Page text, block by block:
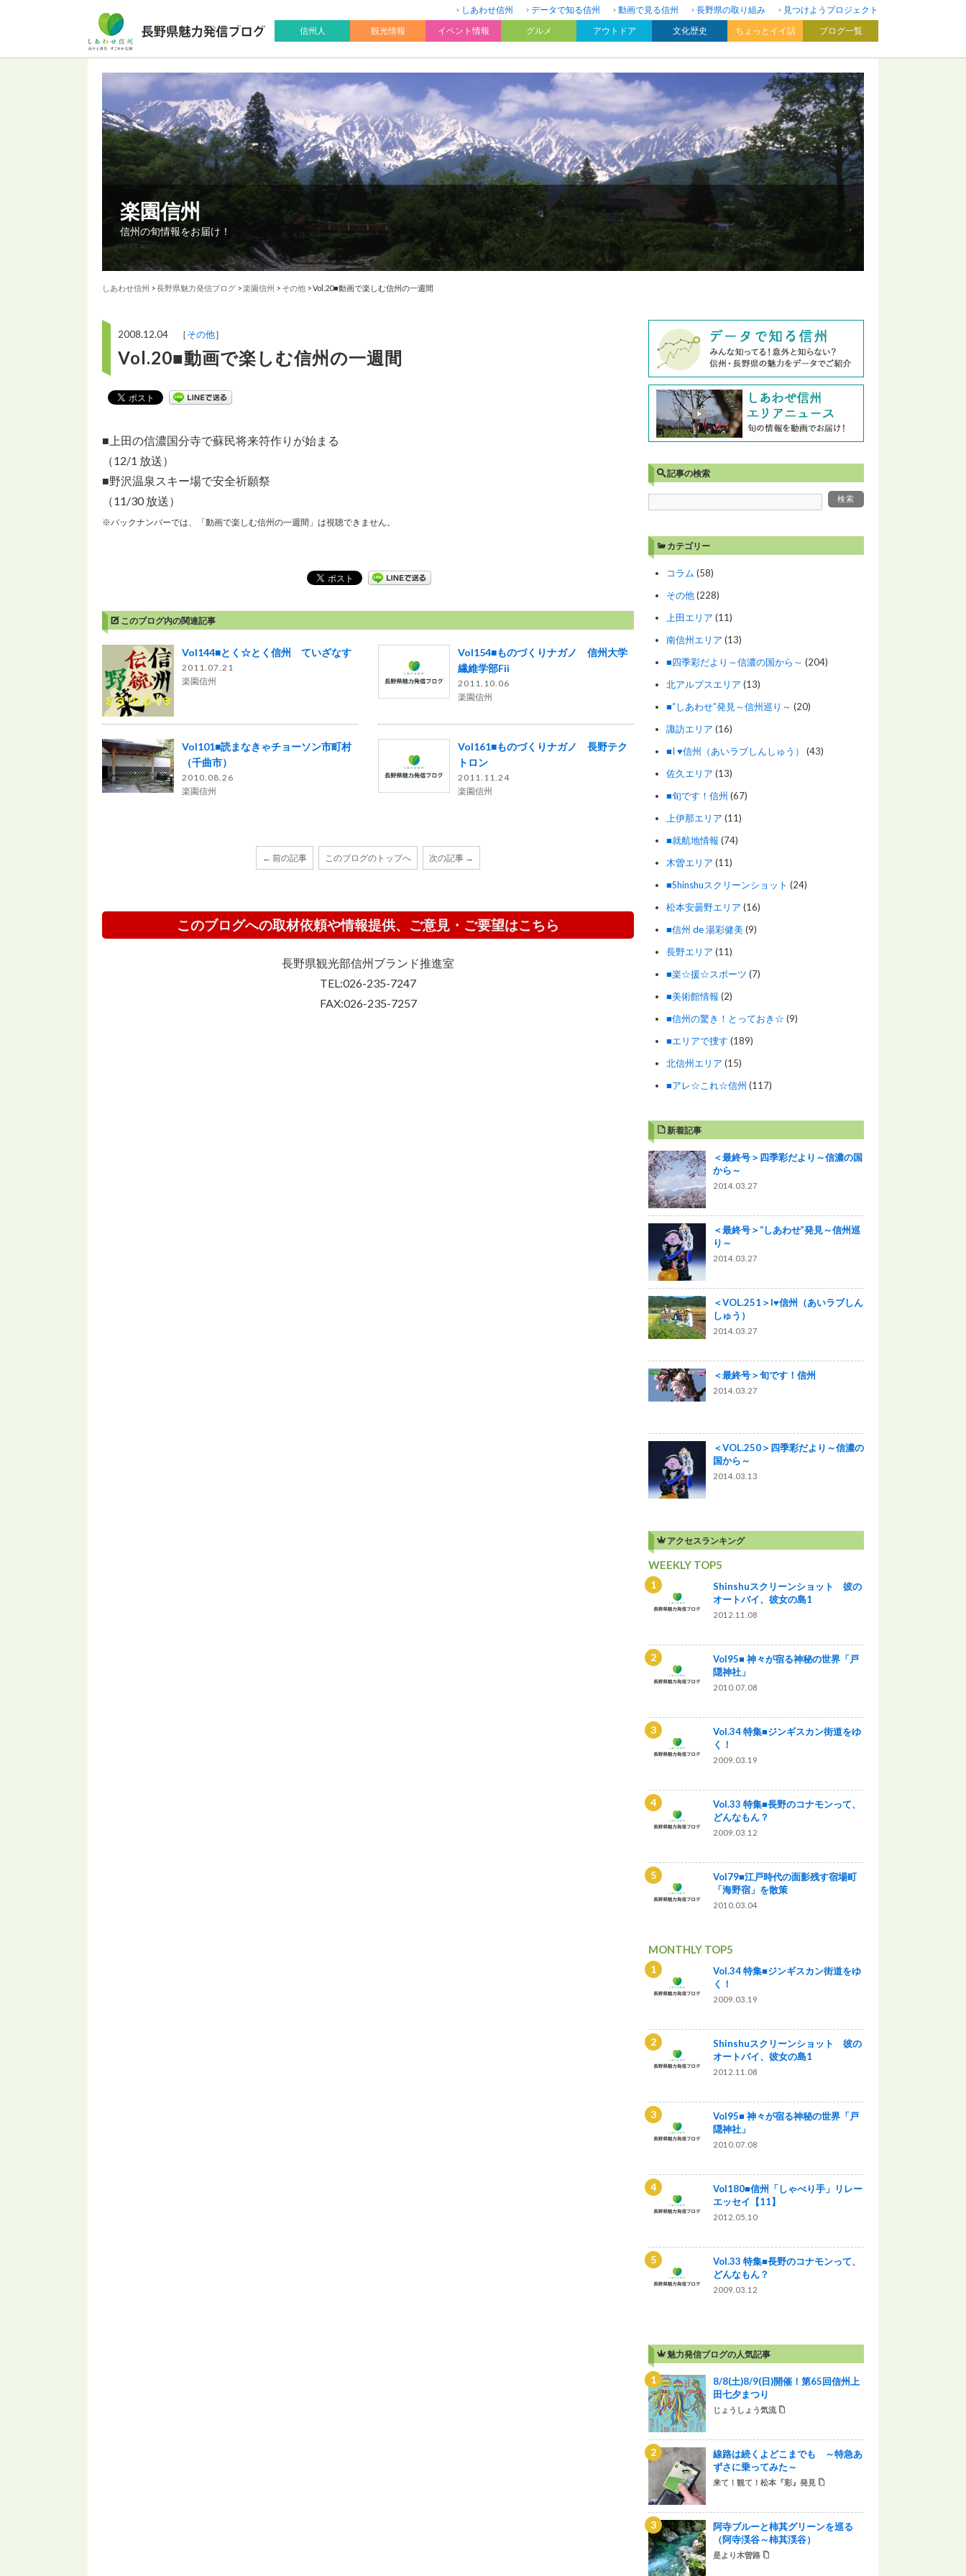
しあわせ信州 データで知る信州 動画で見る信州 長野県の取り組み
見つけようプロジェクト
信州人
観光情報 イベント情報 グルメ アウトドア 文化歴史 ちょっとイイ話 ブログ一覧
楽園信州
信州の旬情報をお届け！
しあわせ信州 >長野県魅力発信ブログ >楽園信州 > その他 >Vol.20■動画で楽しむ信州の一週間
2008.12.04 ［その他］
Vol.20■動画で楽しむ信州の一週間
■上田の信濃国分寺で蘇民将来符作りが始まる
（12/1 放送）
■野沢温泉スキー場で安全祈願祭
（11/30 放送）
※バックナンバーでは、「動画で楽しむ信州の一週間」は視聴できません。
このブログ内の関連記事
Vol144■とく☆とく信州 ていざなす
2011.07.21
楽園信州
Vol154■ものづくりナガノ 信州大学
繊維学部Fii
2011.10.06
楽園信州
Vol101■読まなきゃチョーソン市町村
（千曲市）
2010.08.26
楽園信州
Vol161■ものづくりナガノ 長野テク
トロン
2011.11.24
楽園信州
← 前の記事 このブログのトップへ 次の記事 →
このブログへの取材依頼や情報提供、ご意見・ご要望はこちら
長野県観光部信州ブランド推進室
TEL:026-235-7247
FAX:026-235-7257
記事の検索
カテゴリー
コラム (58)
その他(228)
上田エリア (11)
南信州エリア (13)
■四季彩だより～信濃の国から～ (204)
北アルプスエリア (13)
■“しあわせ”発見～信州巡り～ (20)
諏訪エリア (16)
■I ♥信州（あいラブしんしゅう）
(43)
佐久エリア (13)
■旬です！信州 (67)
上伊那エリア (11)
■就航地情報 (74)
木曽エリア (11)
■Shinshuスクリーンショット (24)
松本安曇野エリア (16)
■信州 de 湯彩健美(9)
長野エリア (11)
■楽☆援☆スポーツ (7)
■美術館情報 (2)
■信州の驚き！とっておき☆ (9)
■エリアで捜す (189)
北信州エリア (15)
■アレ☆これ☆信州 (117)
新着記事
＜最終号＞四季彩だより～信濃の国
から～
2014.03.27
＜最終号＞“しあわせ”発見～信州巡
り～
2014.03.27
＜VOL.251＞I♥信州（あいラブしん
しゅう）
2014.03.27
＜最終号＞旬です！信州
2014.03.27
＜VOL.250＞四季彩だより～信濃の
国から～
2014.03.13
アクセスランキング
WEEKLY TOP5
Shinshuスクリーンショット 彼の
オートバイ、彼女の島1
2012.11.08
Vol95■ 神々が宿る神秘の世界「戸
隠神社」
2010.07.08
Vol.34 特集■ジンギスカン街道をゆ
く！
2009.03.19
Vol.33 特集■長野のコナモンって、
どんなもん？
2009.03.12
Vol79■江戸時代の面影残す宿場町
「海野宿」を散策
2010.03.04
MONTHLY TOP5
Vol.34 特集■ジンギスカン街道をゆ
く！
2009.03.19
Shinshuスクリーンショット 彼の
オートバイ、彼女の島1
2012.11.08
Vol95■ 神々が宿る神秘の世界「戸
隠神社」
2010.07.08
Vol180■信州「しゃべり手」リレー
エッセイ【11】
2012.05.10
Vol.33 特集■長野のコナモンって、
どんなもん？
2009.03.12
魅力発信ブログの人気記事
8/8(土)8/9(日)開催！第65回信州上
田七夕まつり
じょうしょう気流
線路は続くよどこまでも ～特急あ
ずさに乗ってみた～
来て！観て！松本『彩』発見
阿寺ブルーと柿其グリーンを巡る
（阿寺渓谷～柿其渓谷）
是より木曽路